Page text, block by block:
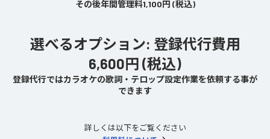
その後年間管理料1,100円 (税込)
選べるオプション: 登録代行費用
6,600円 (税込)
登録代行ではカラオケの歌詞・テロップ設定作業を依頼する事が
できます
詳しくは以下をご覧ください